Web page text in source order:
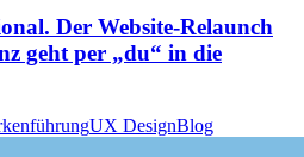
Der Website-Relaunch
geht per „du“ in die
UX DesignBlog